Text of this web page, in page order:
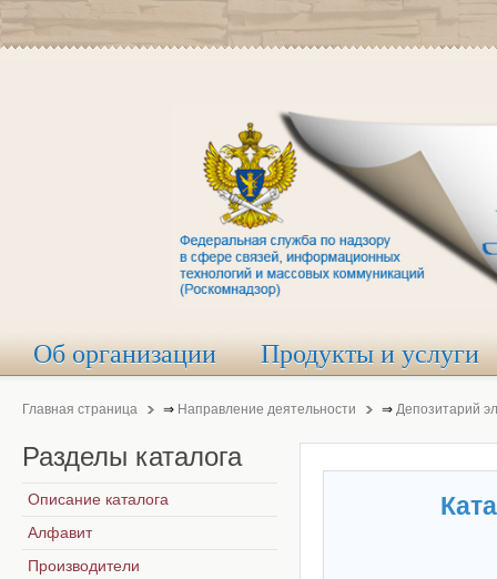
Об организации Продукты и услуги
Главная страница ⇒ Направление деятельности ⇒ Депозитарий
Разделы каталога
Описание каталога
Алфавит
Производители